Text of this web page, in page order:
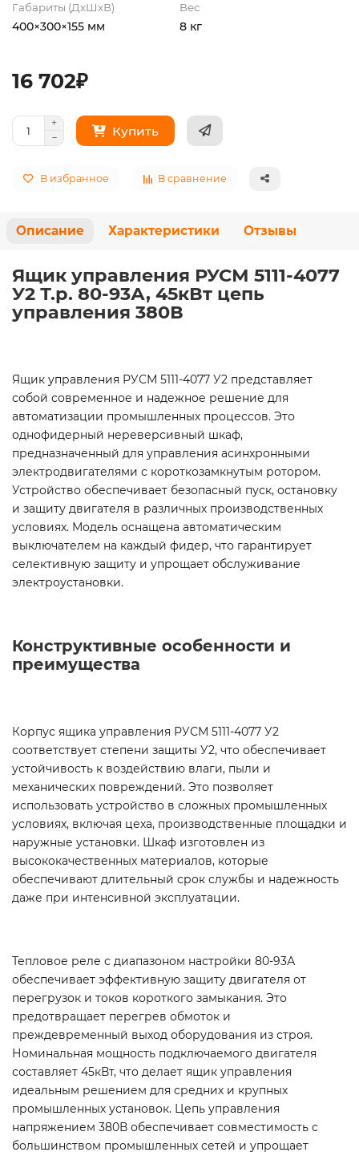
Габариты (ДхШхВ)
400×300×155 мм
Вес
8 кг
16 702₽
Купить
В избранное В сравнение
Описание Характеристики Отзывы
Ящик управления РУСМ 5111-4077
У2 Т.р. 80-93А, 45кВт цепь
управления 380В
Ящик управления РУСМ 5111-4077 У2 представляет
собой современное и надежное решение для
автоматизации промышленных процессов. Это
однофидерный нереверсивный шкаф,
предназначенный для управления асинхронными
электродвигателями с короткозамкнутым ротором.
Устройство обеспечивает безопасный пуск, остановку
и защиту двигателя в различных производственных
условиях. Модель оснащена автоматическим
выключателем на каждый фидер, что гарантирует
селективную защиту и упрощает обслуживание
электроустановки.
Конструктивные особенности и
преимущества
Корпус ящика управления РУСМ 5111-4077 У2
соответствует степени защиты У2, что обеспечивает
устойчивость к воздействию влаги, пыли и
механических повреждений. Это позволяет
использовать устройство в сложных промышленных
условиях, включая цеха, производственные площадки и
наружные установки. Шкаф изготовлен из
высококачественных материалов, которые
обеспечивают длительный срок службы и надежность
даже при интенсивной эксплуатации.
Тепловое реле с диапазоном настройки 80-93А
обеспечивает эффективную защиту двигателя от
перегрузок и токов короткого замыкания. Это
предотвращает перегрев обмоток и
преждевременный выход оборудования из строя.
Номинальная мощность подключаемого двигателя
составляет 45кВт, что делает ящик управления
идеальным решением для средних и крупных
промышленных установок. Цепь управления
напряжением 380В обеспечивает совместимость с
большинством промышленных сетей и упрощает